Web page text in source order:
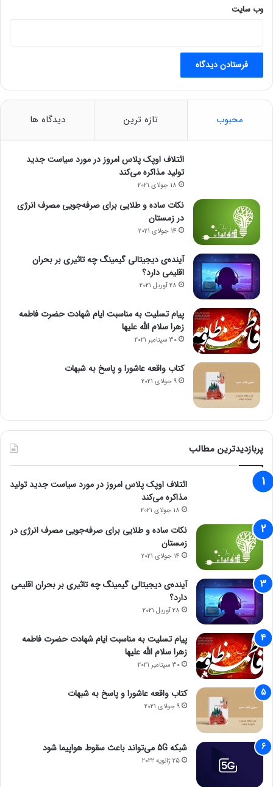
د
و
وب‌ سایت
محبوب تازه ترین دیدگاه ها
ائتلاف اوپک پلاس امروز در مورد سیاست جدید
تولید مذاکره می‌کند
18 جولای 2021
نکات ساده و طلایی برای صرفه‌جویی مصرف انرژی
در زمستان
14 جولای 2021
آینده‌ی دیجیتالی گیمینگ چه تاثیری بر بحران
اقلیمی دارد؟
28 آوریل 2021
پیام تسلیت به مناسبت ایام شهادت حضرت فاطمه
زهرا سلام الله علیها
30 سپتامبر 2021
کتاب واقعه عاشورا و پاسخ به شبهات
9 جولای 2021
پربازدیدترین مطالب
ائتلاف اوپک پلاس امروز در مورد سیاست جدید تولید
مذاکره می‌کند
18 جولای 2021
نکات ساده و طلایی برای صرفه‌جویی مصرف انرژی در
زمستان
14 جولای 2021
آینده‌ی دیجیتالی گیمینگ چه تاثیری بر بحران اقلیمی
دارد؟
28 آوریل 2021
پیام تسلیت به مناسبت ایام شهادت حضرت فاطمه
زهرا سلام الله علیها
30 سپتامبر 2021
کتاب واقعه عاشورا و پاسخ به شبهات
9 جولای 2021
شبکه 5G می‌تواند باعث سقوط هواپیما شود
25 ژانویه 2022